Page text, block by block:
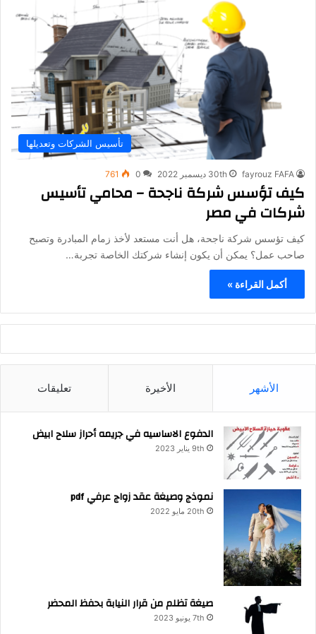
تأسيس الشركات وتعديلها
fayrouz FAFA 30th ديسمبر 2022 0
761
كيف تؤسس شركة ناجحة – محامي تأسيس
شركات في مصر
كيف تؤسس شركة ناجحة، هل أنت مستعد لأخذ زمام المبادرة وتصبح
صاحب عمل؟ يمكن أن يكون إنشاء شركتك الخاصة تجربة…
أكمل القراءة »
الأشهر الأخيرة تعليقات
الدفوع الاساسيه في جريمه أحراز سلاح ابيض
9th يناير 2023
نموذج وصيغة عقد زواج عرفي pdf
20th مايو 2022
صيغة تظلم من قرار النيابة بحفظ المحضر
7th يونيو 2023